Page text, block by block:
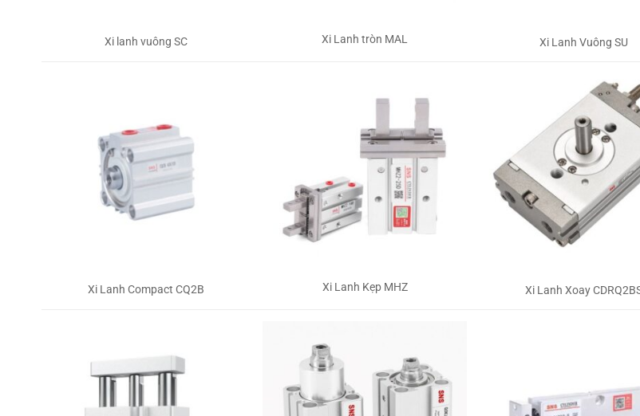
Xi lanh vuông SC Xi Lanh tròn MAL Xi Lanh Vuông SU
Xi Lanh Compact CQ2B Xi Lanh Kẹp MHZ Xi Lanh Xoay